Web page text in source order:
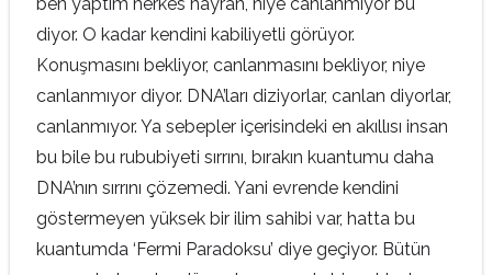
diyor. O kadar kendini kabiliyetli görüyor.
Konuşmasını bekliyor, canlanmasını bekliyor, niye
canlanmıyor diyor. DNA’ları diziyorlar, canlan diyorlar,
canlanmıyor. Ya sebepler içerisindeki en akıllısı insan
bu bile bu rububiyeti sırrını, bırakın kuantumu daha
DNA’nın sırrını çözemedi. Yani evrende kendini
göstermeyen yüksek bir ilim sahibi var, hatta bu
kuantumda ‘Fermi Paradoksu’ diye geçiyor. Bütün